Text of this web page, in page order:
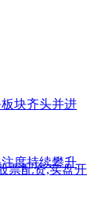
块齐头并进
度持续攀升